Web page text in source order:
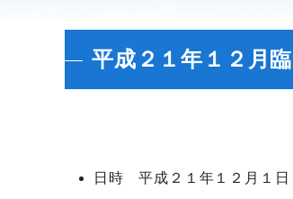
平成２１年１２月
日時 平成２１年１２月１